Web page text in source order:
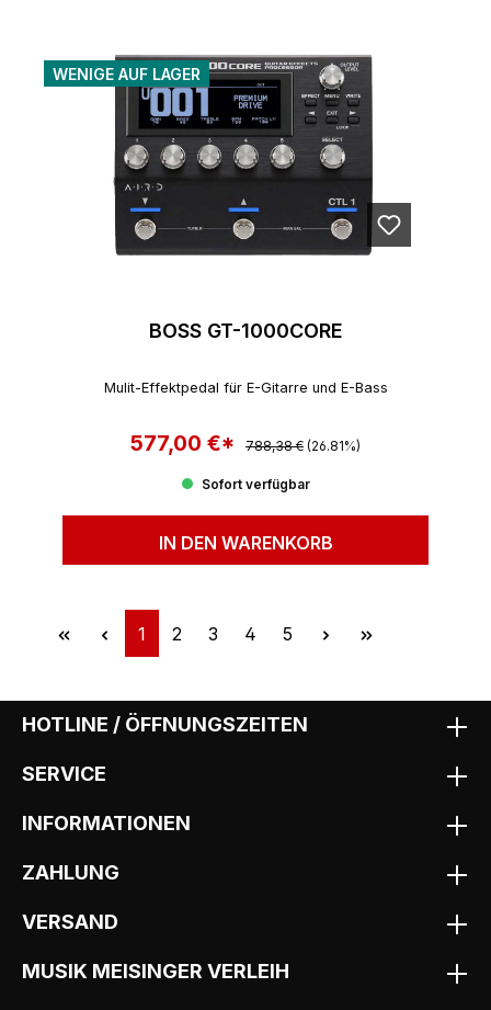
WENIGE AUF LAGER
BOSS GT-1000CORE
Mulit-Effektpedal für E-Gitarre und E-Bass
Verkaufspreis:
577,00 €* Regulärer Preis:
788,38 € (26.81%)
Sofort verfügbar
IN DEN WARENKORB
Seite
1 Seite
2 Seite
3 Seite
4 Seite
5
HOTLINE / ÖFFNUNGSZEITEN
SERVICE
INFORMATIONEN
ZAHLUNG
VERSAND
MUSIK MEISINGER VERLEIH